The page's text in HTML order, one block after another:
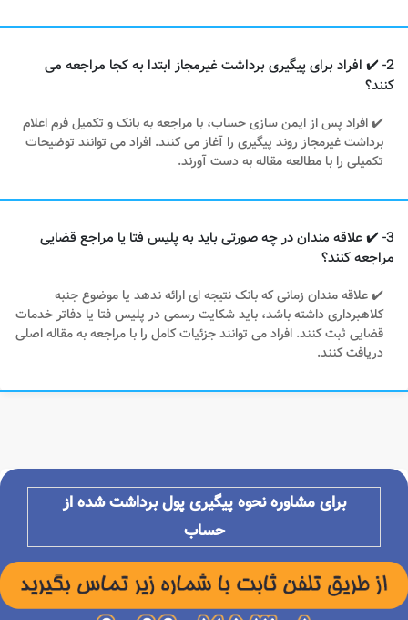
2- ✔️ افراد برای پیگیری برداشت غیرمجاز ابتدا به کجا مراجعه می
کنند؟
✔️ افراد پس از ایمن سازی حساب، با مراجعه به بانک و تکمیل فرم اعلام
برداشت غیرمجاز روند پیگیری را آغاز می کنند. افراد می توانند توضیحات
تکمیلی را با مطالعه مقاله به دست آورند.
3- ✔️ علاقه مندان در چه صورتی باید به پلیس فتا یا مراجع قضایی
مراجعه کنند؟
✔️ علاقه مندان زمانی که بانک نتیجه ای ارائه ندهد یا موضوع جنبه
کلاهبرداری داشته باشد، باید شکایت رسمی در پلیس فتا یا دفاتر خدمات
قضایی ثبت کنند. افراد می توانند جزئیات کامل را با مراجعه به مقاله اصلی
دریافت کنند.
برای مشاوره نحوه پیگیری پول برداشت شده از
حساب